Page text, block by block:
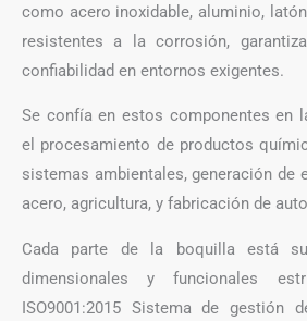
como acero inoxidable, aluminio,
resistentes a la corrosión,
confiabilidad en entornos exigentes.
Se confía en estos componentes en
el procesamiento de productos
sistemas ambientales, generación de
acero, agricultura, y fabricación de
Cada parte de la boquilla está
dimensionales y funcionales
ISO9001:2015 Sistema de gestión